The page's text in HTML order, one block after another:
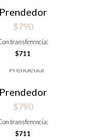
Prendedor
$790
transferencia:
$711
Prendedor
$790
transferencia:
$711